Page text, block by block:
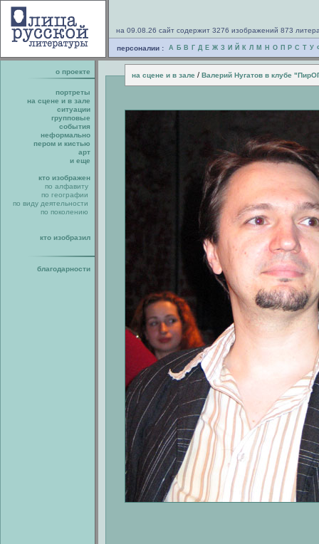
на 09.08.26 сайт содержит 3276 изображений 873
персоналии : А Б В Г Д Е Ж З И Й К Л М Н О П Р С Т У
о проекте на сцене и в зале / Валерий Нугатов в клубе
портреты
на сцене и в зале
ситуации
групповые
события
неформально
пером и кистью
арт
и еще
кто изображен
по алфавиту
по географии
по виду деятельности
по поколению
кто изобразил
благодарности